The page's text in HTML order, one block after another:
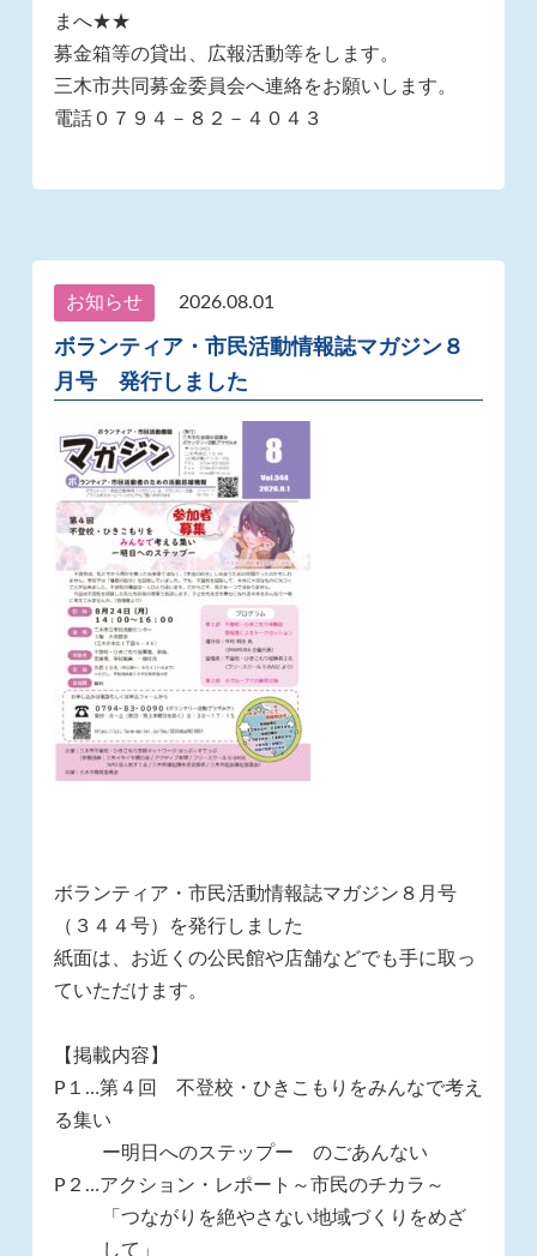
まへ★★
募金箱等の貸出、広報活動等をします。
三木市共同募金委員会へ連絡をお願いします。
電話０７９４－８２－４０４３
お知らせ 2026.08.01
ボランティア・市民活動情報誌マガジン８
月号 発行しました
ボランティア・市民活動情報誌マガジン８月号
（３４４号）を発行しました
紙面は、お近くの公民館や店舗などでも手に取っ
ていただけます。
【掲載内容】
P１…第４回 不登校・ひきこもりをみんなで考え
る集い
ー明日へのステップー のごあんない
P２…アクション・レポート～市民のチカラ～
「つながりを絶やさない地域づくりをめざ
して」